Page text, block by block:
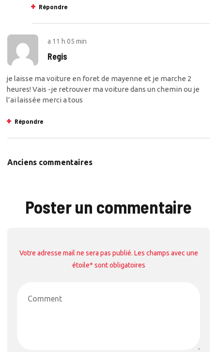
Répondre
a 11 h 05 min
Regis
je laisse ma voiture en foret de mayenne et je marche 2
heures! Vais -je retrouver ma voiture dans un chemin ou je
l’ai laissée merci a tous
Répondre
Commentaires
Anciens commentaires
Poster un commentaire
Votre adresse mail ne sera pas publié. Les champs avec une
étoile* sont obligatoires